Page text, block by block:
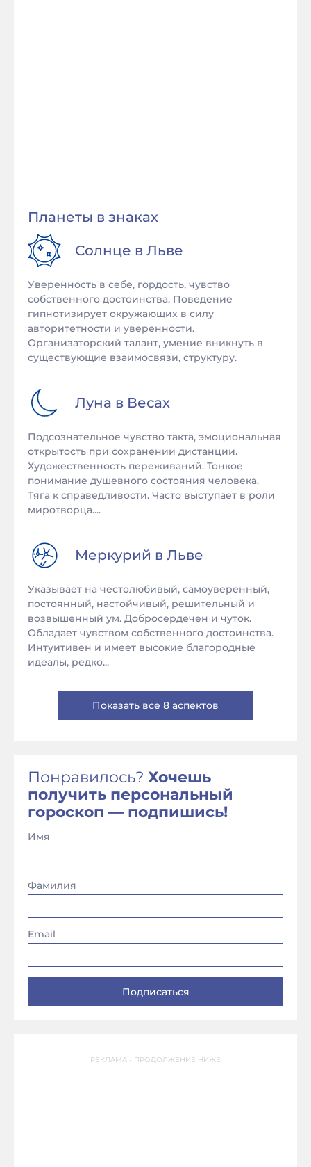
Планеты в знаках
Солнце в Льве
Уверенность в себе, гордость, чувство
собственного достоинства. Поведение
гипнотизирует окружающих в силу
авторитетности и уверенности.
Организаторский талант, умение вникнуть в
существующие взаимосвязи, структуру.
Луна в Весах
Подсознательное чувство такта, эмоциональная
открытость при сохранении дистанции.
Художественность переживаний. Тонкое
понимание душевного состояния человека.
Тяга к справедливости. Часто выступает в роли
миротворца....
Меркурий в Льве
Указывает на честолюбивый, самоуверенный,
постоянный, настойчивый, решительный и
возвышенный ум. Добросердечен и чуток.
Обладает чувством собственного достоинства.
Интуитивен и имеет высокие благородные
идеалы, редко...
Показать все 8 аспектов
Понравилось? Хочешь
получить персональный
гороскоп — подпишись!
Имя
Фамилия
Email
РЕКЛАМА - ПРОДОЛЖЕНИЕ НИЖЕ